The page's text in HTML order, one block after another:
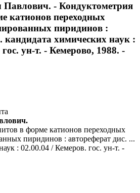
- Кондуктометрия
катионов переходных
пиридинов :
кандидата химических наук :
ун-т. - Кемерово, 1988. -
в форме катионов переходных
пиридинов : автореферат дис. ...
: 02.00.04 / Кемеров. гос. ун-т. -